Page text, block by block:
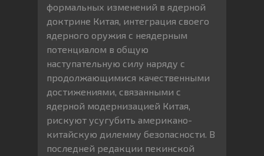
формальных изменений в ядерной
доктрине Китая, интеграция своего
ядерного оружия с неядерным
потенциалом в общую
наступательную силу наряду с
продолжающимися качественными
достижениями, связанными с
ядерной модернизацией Китая,
рискуют усугубить американо-
китайскую дилемму безопасности. В
последней редакции пекинской